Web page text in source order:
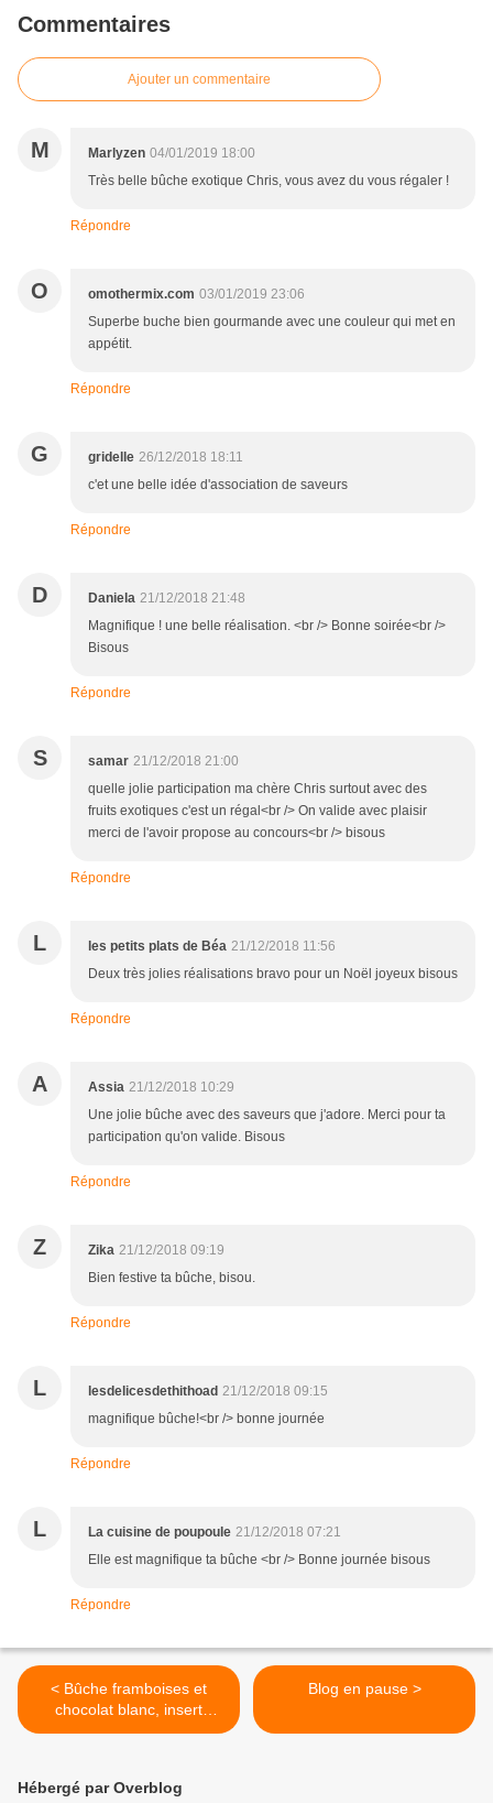
Commentaires
Ajouter un commentaire
M Marlyzen 04/01/2019 18:00
Très belle bûche exotique Chris, vous avez du vous régaler !
Répondre
O omothermix.com 03/01/2019 23:06
Superbe buche bien gourmande avec une couleur qui met en
appétit.
Répondre
G gridelle 26/12/2018 18:11
c'et une belle idée d'association de saveurs
Répondre
D Daniela 21/12/2018 21:48
Magnifique ! une belle réalisation. <br /> Bonne soirée<br />
Bisous
Répondre
S samar 21/12/2018 21:00
quelle jolie participation ma chère Chris surtout avec des
fruits exotiques c'est un régal<br /> On valide avec plaisir
merci de l'avoir propose au concours<br /> bisous
Répondre
L les petits plats de Béa 21/12/2018 11:56
Deux très jolies réalisations bravo pour un Noël joyeux bisous
Répondre
A Assia 21/12/2018 10:29
Une jolie bûche avec des saveurs que j'adore. Merci pour ta
participation qu'on valide. Bisous
Répondre
Z Zika 21/12/2018 09:19
Bien festive ta bûche, bisou.
Répondre
L lesdelicesdethithoad 21/12/2018 09:15
magnifique bûche!<br /> bonne journée
Répondre
L La cuisine de poupoule 21/12/2018 07:21
Elle est magnifique ta bûche <br /> Bonne journée bisous
Répondre
< Bûche framboises et
chocolat blanc, insert
myrtilles
Blog en pause >
Hébergé par Overblog